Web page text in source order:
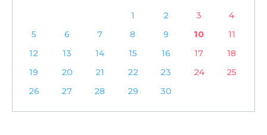
1 2 3
4
5
6 7 8 9 10
11
12
13 14 15 16 17
18
19
20 21 22 23 24
25
26
27 28 29 30